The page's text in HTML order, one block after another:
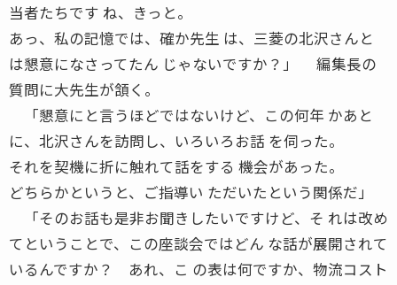
当者たちです ね、きっと。
あっ、私の記憶では、確か先生 は、三菱の北沢さんと
は懇意になさってたん じゃないですか？」 編集長の
質問に大先生が頷く。
「懇意にと言うほどではないけど、この何年 かあと
に、北沢さんを訪問し、いろいろお話 を伺った。
それを契機に折に触れて話をする 機会があった。
どちらかというと、ご指導い ただいたという関係だ」
「そのお話も是非お聞きしたいですけど、そ れは改め
てということで、この座談会ではどん な話が展開されて
いるんですか？ あれ、こ の表は何ですか、物流コスト